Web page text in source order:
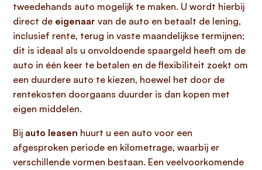
tweedehands auto mogelijk te maken. U wordt hierbij
direct de eigenaar van de auto en betaalt de lening,
inclusief rente, terug in vaste maandelijkse termijnen;
dit is ideaal als u onvoldoende spaargeld heeft om de
auto in één keer te betalen en de flexibiliteit zoekt om
een duurdere auto te kiezen, hoewel het door de
rentekosten doorgaans duurder is dan kopen met
eigen middelen.
Bij auto leasen huurt u een auto voor een
afgesproken periode en kilometrage, waarbij er
verschillende vormen bestaan. Een veelvoorkomende